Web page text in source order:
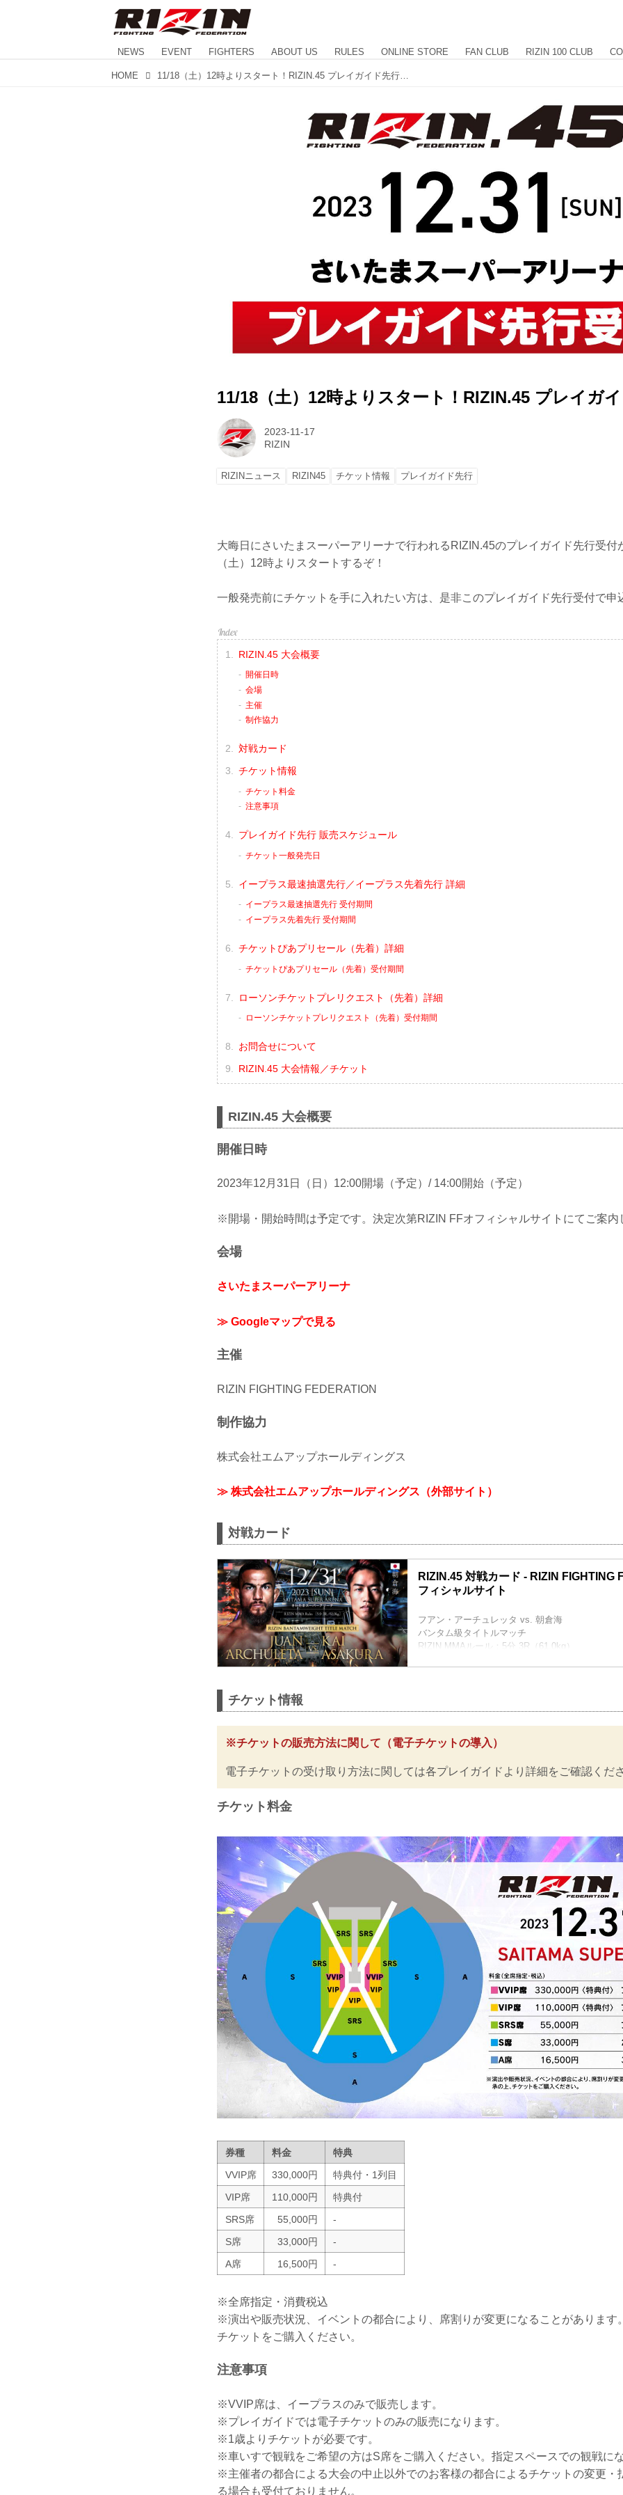
NEWS EVENT FIGHTERS ABOUT US RULES ONLINE STORE FAN CLUB RIZIN 100 CLUB
HOME
11/18（土）12時よりスタート！RIZIN.45 プレイガ
2023-11-17
RIZIN
RIZINニュース RIZIN45 チケット情報 プレイガイド先行
大晦日にさいたまスーパーアリーナで行われるRIZIN.45のプレイガイド先行受付
（土）12時よりスタートするぞ！
一般発売前にチケットを手に入れたい方は、是非このプレイガイド先行受付で申
RIZIN.45 大会概要
開催日時
会場
主催
制作協力
対戦カード
チケット情報
チケット料金
注意事項
プレイガイド先行 販売スケジュール
チケット一般発売日
イープラス最速抽選先行／イープラス先着先行 詳細
イープラス最速抽選先行 受付期間
イープラス先着先行 受付期間
チケットぴあプリセール（先着）詳細
チケットぴあプリセール（先着）受付期間
ローソンチケットプレリクエスト（先着）詳細
ローソンチケットプレリクエスト（先着）受付期間
お問合せについて
RIZIN.45 大会情報／チケット
RIZIN.45 大会概要
開催日時
2023年12月31日（日）12:00開場（予定）/ 14:00開始（予定）
※開場・開始時間は予定です。決定次第RIZIN FFオフィシャルサイトにてご案内
会場
さいたまスーパーアリーナ
≫ Googleマップで見る
主催
RIZIN FIGHTING FEDERATION
制作協力
株式会社エムアップホールディングス
≫ 株式会社エムアップホールディングス（外部サイト）
対戦カード
RIZIN.45 対戦カード - RIZIN FIGHTING
フィシャルサイト
フアン・アーチュレッタ vs. 朝倉海
バンタム級タイトルマッチ
RIZIN MMAルール：5分 3R（61.0kg）
堀口恭司 vs. 神龍誠
クレベル・コイケ vs. 斎藤裕
RIZIN MMAルール：5分 3R（66.0kg）
クレベル・コイケ vs. 斎藤裕
扇久保博正 vs. ジョン・ドッドソン
RIZIN MMAルール：5分 3R（57...
チケット情報
※チケットの販売方法に関して（電子チケットの導入）
電子チケットの受け取り方法に関しては各プレイガイドより詳細をご確認くだ
チケット料金
券種 料金
特典
VVIP席
330,000円
特典付・1列目
VIP席
110,000円
特典付
SRS席
55,000円
-
S席
33,000円
-
A席
16,500円 -
※全席指定・消費税込
※演出や販売状況、イベントの都合により、席割りが変更になることがあります
チケットをご購入ください。
注意事項
※VVIP席は、イープラスのみで販売します。
※プレイガイドでは電子チケットのみの販売になります。
※1歳よりチケットが必要です。
※車いすで観戦をご希望の方はS席をご購入ください。指定スペースでの観戦に
※主催者の都合による大会の中止以外でのお客様の都合によるチケットの変更・
る場合も受付ておりません。